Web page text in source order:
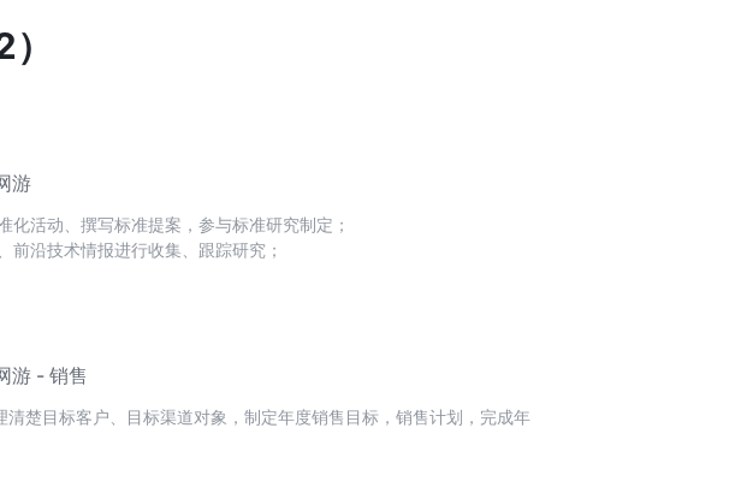
游
化活动、撰写标准提案，参与标准研究制定；
沿技术情报进行收集、跟踪研究；
业标准、地方标准、团体标准的研究制定工作，跟踪研究相关信息安
T、IEEE、IETF、NIST等）、输出标准化文稿、技术白皮书、研究报
游 - 销售
楚目标客户、目标渠道对象，制定年度销售目标，销售计划，完成年